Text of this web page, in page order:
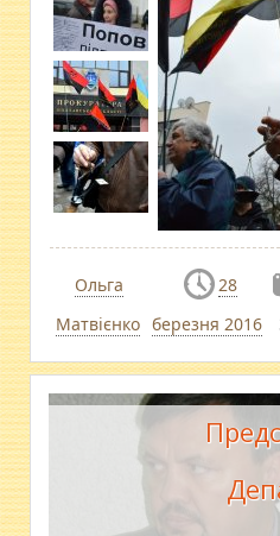
Ольга
Матвієнко
28
березня 2016